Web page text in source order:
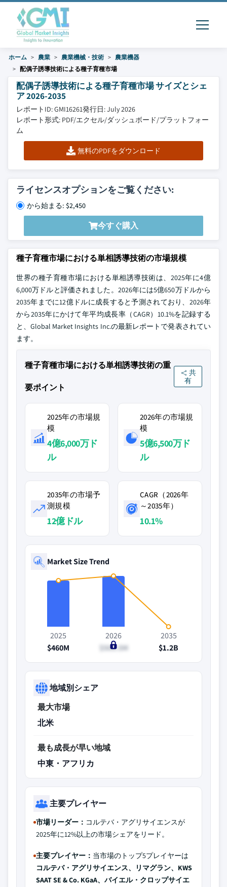
ホーム 農業 農業機械・技術
農業機器
配偶子誘導技術による種子育種市場
配偶子誘導技術による種子育種市場 サイズとシェ
ア 2026-2035
レポートID: GMI16261発行日: July 2026
レポート形式: PDF/エクセル/ダッシュボード/プラットフォー
ム
無料のPDFをダウンロード
ライセンスオプションをご覧ください:
から始まる: $2,450
今すぐ購入
種子育種市場における単相誘導技術の市場規模
世界の種子育種市場における単相誘導技術は、2025年に4億
6,000万ドルと評価されました。2026年には5億650万ドルから
2035年までに12億ドルに成長すると予測されており、2026年
から2035年にかけて年平均成長率（CAGR）10.1%を記録する
と、Global Market Insights Inc.の最新レポートで発表されてい
ます。
種子育種市場における単相誘導技術の重
要ポイント
共
有
2025年の市場規
模
4億6,000万ド
ル
2026年の市場規
模
5億6,500万ド
ル
2035年の市場予
測規模
12億ドル
CAGR（2026年
～2035年）
10.1%
Market Size Trend
2025
$460M
2026
$506.5M
2035
$1.2B
地域別シェア
最大市場
北米
最も成長が早い地域
中東・アフリカ
主要プレイヤー
市場リーダー： コルテバ・アグリサイエンスが
2025年に12%以上の市場シェアをリード。
主要プレイヤー： 当市場のトップ5プレイヤーは
コルテバ・アグリサイエンス、リマグラン、KWS
SAAT SE & Co. KGaA、バイエル・クロップサイエ